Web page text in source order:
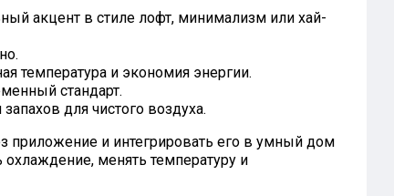
акцент в стиле лофт, минимализм или хай-
температура и экономия энергии.
стандарт.
для чистого воздуха.
приложение и интегрировать его в умный дом
менять температуру и